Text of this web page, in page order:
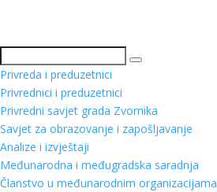
Pretraga
Privreda i preduzetnici
Privrednici i preduzetnici
Privredni savjet grada Zvornika
Savjet za obrazovanje i zapošljavanje
Analize i izvještaji
Međunarodna i međugradska saradnja
Članstvo u međunarodnim organizacijama